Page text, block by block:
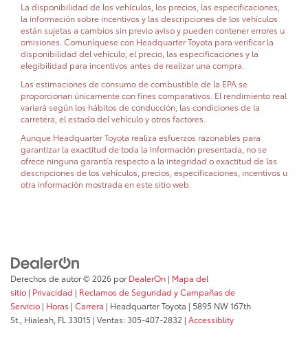
La disponibilidad de los vehículos, los precios, las especificaciones,
la información sobre incentivos y las descripciones de los vehículos
están sujetas a cambios sin previo aviso y pueden contener errores u
omisiones. Comuníquese con Headquarter Toyota para verificar la
disponibilidad del vehículo, el precio, las especificaciones y la
elegibilidad para incentivos antes de realizar una compra.
Las estimaciones de consumo de combustible de la EPA se
proporcionan únicamente con fines comparativos. El rendimiento real
variará según los hábitos de conducción, las condiciones de la
carretera, el estado del vehículo y otros factores.
Aunque Headquarter Toyota realiza esfuerzos razonables para
garantizar la exactitud de toda la información presentada, no se
ofrece ninguna garantía respecto a la integridad o exactitud de las
descripciones de los vehículos, precios, especificaciones, incentivos u
otra información mostrada en este sitio web.
Derechos de autor © 2026 porDealerOn | Mapa del
sitio | Privacidad | Reclamos de Seguridad y Campañas de
Servicio | Horas | Carrera | Headquarter Toyota | 5895 NW 167th
St., Hialeah, FL 33015 | Ventas:305-407-2832 | Accessiblity